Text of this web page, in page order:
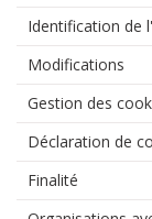
Identification de
Modifications
Gestion des
Déclaration de
Finalité